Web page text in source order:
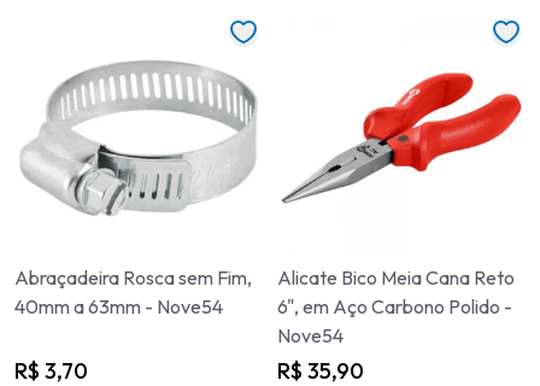
Abraçadeira Rosca sem Fim,
40mm a 63mm - Nove54
R$ 3,70
Alicate Bico Meia Cana Reto
6", em Aço Carbono Polido -
Nove54
R$ 35,90